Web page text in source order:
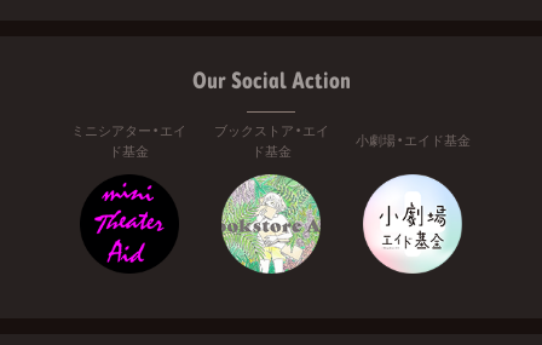
Our Social Action
ミニシアター・エイ
ド基金
ブックストア・エイ
ド基金
小劇場・エイド基金